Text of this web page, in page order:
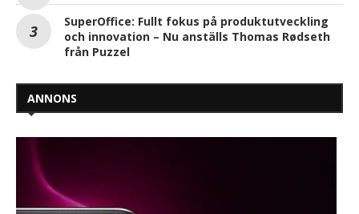
SuperOffice: Fullt fokus på produktutveckling
och innovation – Nu anställs Thomas Rødseth
från Puzzel
ANNONS